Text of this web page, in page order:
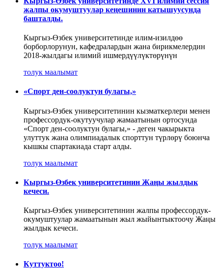
жалпы окумуштуулар кеңешинин катышуусунда
башталды.
Кыргыз-Өзбек университетинде илим-изилдөө
борборлорунун, кафедралардын жана бирикмелердин
2018-жылдагы илимий ишмердүүлүктөрүнүн
толук маалымат
«Спорт ден-соолуктун булагы,»
Кыргыз-Өзбек университетинин кызматкерлери менен
профессордук-окутуучулар жамаатынын ортосунда
«Спорт ден-соолуктун булагы,» - деген чакырыкта
улуттук жана олимпиадалык спорттун түрлөрү боюнча
кышкы спартакиада старт алды.
толук маалымат
Кыргыз-Өзбек университетинин Жаңы жылдык
кечеси.
Кыргыз-Өзбек университетинин жалпы профессордук-
окумуштуулар жамаатынын жыл жыйынтыктоочу Жаңы
жылдык кечеси.
толук маалымат
Куттуктоо!